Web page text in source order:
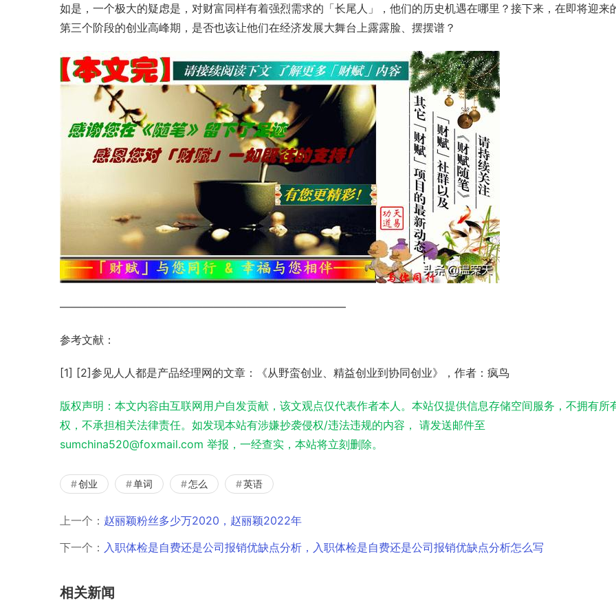
如是，一个极大的疑虑是，对财富同样有着强烈需求的「长尾人」，他们的历史机遇在哪里？接下来，在即将迎来
第三个阶段的创业高峰期，是否也该让他们在经济发展大舞台上露露脸、摆摆谱？
——————————————————————————
参考文献：
[1] [2]参见人人都是产品经理网的文章：《从野蛮创业、精益创业到协同创业》，作者：疯鸟
版权声明：本文内容由互联网用户自发贡献，该文观点仅代表作者本人。本站仅提供信息存储空间服务，不拥有所
权，不承担相关法律责任。如发现本站有涉嫌抄袭侵权/违法违规的内容， 请发送邮件至
sumchina520@foxmail.com 举报，一经查实，本站将立刻删除。
创业 单词 怎么 英语
上一个： 赵丽颖粉丝多少万2020，赵丽颖2022年
下一个： 入职体检是自费还是公司报销优缺点分析，入职体检是自费还是公司报销优缺点分析怎么写
相关新闻